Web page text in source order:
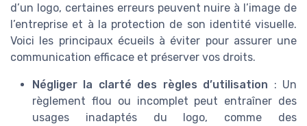
d’un logo, certaines erreurs peuvent nuire à l’image de
l’entreprise et à la protection de son identité visuelle.
Voici les principaux écueils à éviter pour assurer une
communication efficace et préserver vos droits.
Négliger la clarté des règles d’utilisation : Un
règlement flou ou incomplet peut entraîner des
usages inadaptés du logo, comme des